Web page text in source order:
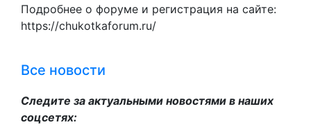
Подробнее о форуме и регистрация на сайте:
https://chukotkaforum.ru/
Все новости
Следите за актуальными новостями в наших
соцсетях: